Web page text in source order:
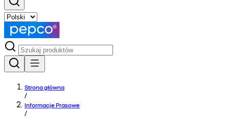
Strona główna
/
Informacje Prasowe
/